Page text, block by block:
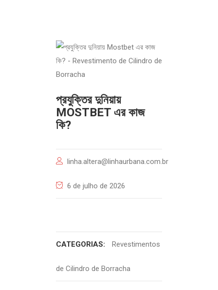
প্রযুক্তির দুনিয়ায়
MOSTBET এর কাজ
কি?
linha.altera@linhaurbana.com.br
6 de julho de 2026
CATEGORIAS: Revestimentos
de Cilindro de Borracha